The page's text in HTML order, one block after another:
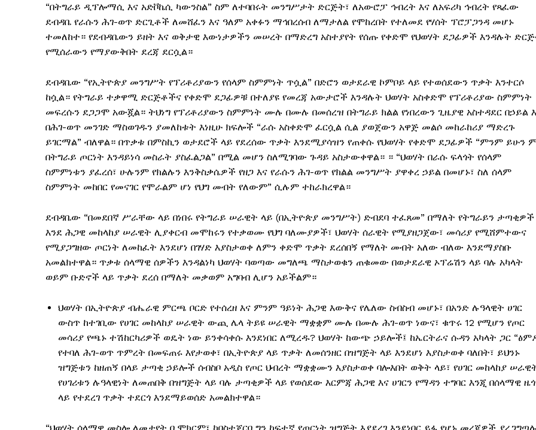
“በትግራይ ዲፕሎማሲ እና አድቮኬሲ ካውንስል” ስም ለተባበሩት መንግሥታት ድርጅት፣ ለአውሮፓ ኅብረት እና ለአፍሪካ ኅብረት የጻፈው
ደብዳቤ የራሱን ሕገ-ወጥ ድርጊቶች ለመሸፈን እና ዓለም አቀፉን ማኅበረሰብ ለማታለል የሞከረበት የተለመደ የሃሰት ፕሮፓጋንዳ መሆኑ
ተመለከተ። የደብዳቤውን ይዘት እና ወቅታዊ እውነታዎችን መሠረት በማድረግ አስተያየት የሰጡ የቀድሞ የህወሃት ደጋፊዎች እንዳሉት
የሚሰራውን የማያውቅበት ደረጃ ደርሷል።
ደብዳቤው “የኢትዮጵያ መንግሥት የፕሪቶሪያውን የሰላም ስምምነት ጥሷል” በድሮን ወታደራዊ ኮምቦይ ላይ የተወሰደውን ጥቃት እንተርሶ
ከሷል። የትግራይ ተቃዋሚ ድርጅቶችና የቀድሞ ደጋፊዎቹ በተለያዩ የመረጃ አውታሮች እንዳሉት ህወሃት አስቀድሞ የፕሪቶሪያው ስምምነት
መፍረሱን ደጋጋሞ አውጇል። ትህነግ የፕሪቶሪያውን ስምምነት ሙሉ በሙሉ በመሰረዝ በትግራይ ክልል የነበረውን ጊዜያዊ አስተዳደር በኃይል
በሕገ-ወጥ መንገድ ማስወገዱን ያመለከቱት እነዚሁ ክፍሎች “ራሱ አስቀድሞ ፈርሷል ሲል ያወጀውን አዋጅ መልሶ መከራከሪያ ማድረጉ
ይገርማል” ብለዋል። በጥቃቱ በምስኪን ወታደሮች ላይ የደረሰው ጥቃት እንደሚያሳዝን የጠቀሱ የህወሃት የቀድሞ ደጋፊዎች “ምንም ይሁን
በትግራይ ጦርነት እንዳይነሳ መስራት ያስፈልጋል” በሚል መሆን ስለሚገባው ጉዳይ አስታውቀዋል። ። “ህወሃት በራሱ ፍላጎት የሰላም
ስምምነቱን ያፈረሰ፣ ሁሉንም የክልሉን እንቅስቃሴዎች የዘጋ እና የራሱን ሕገ-ወጥ የክልል መንግሥት ያዋቀረ ኃይል በመሆኑ፣ ስለ ሰላም
ስምምነት መከበር የመናገር የሞራልም ሆነ የህግ መብት የለውም” ሲሉም ተከራክረዋል።
ደብዳቤው “በመደበኛ ሥራቸው ላይ በነበሩ የትግራይ ሠራዊት ላይ (በኢትዮጵያ መንግሥት) ድብደባ ተፈጸመ” በማለት የትግራይን ታጣቂዎች
እንደ ሕጋዊ መከላከያ ሠራዊት ሊያቀርብ መሞከሩን የተቃወሙ የህግ ባለሙያዎች፣ ህወሃት ሰራዊት የሚያዘጋጀው፣ መሳሪያ የሚሸምተውና
የሚያጋግዘው ጦርነት ለመከፈት እንደሆነ በገሃድ እያስታወቀ ለምን ቀድሞ ጥቃት ደረሰበኝ የማለት መብት አለው ብለው እንደማያስቡ
አመልክተዋል። ጥቃቱ ሰላማዊ ሰዎችን እንዳልነካ ህወሃት ባወጣው መግለጫ ማስታወቁን ጠቁመው በወታደራዊ ኦፕሬሽን ላይ ባሉ አካላት
ወይም ቡድኖች ላይ ጥቃት ደረሰ በማለት መቃወም አግባብ ሊሆን አይችልም።
ህወሃት በኢትዮጵያ ብሔራዊ ምርጫ ቦርድ የተሰረዘ እና ምንም ዓይነት ሕጋዊ እውቅና የሌለው ስብስብ መሆኑ፣ በአንድ ሉዓላዊት ሀገር
ውስጥ ከተገቢው የሀገር መከላከያ ሠራዊት ውጪ ሌላ ትይዩ ሠራዊት ማቋቋም ሙሉ በሙሉ ሕገ-ወጥ ነውና፣ ቁጥሩ 12 የሚሆን የጦር
መሳሪያ የጫኑ ተሽከርካሪዎች ወዴት ነው ይንቀሳቀሱ እንደነበር ለሚረዱ? ህወሃት ከውጭ ኃይሎች፤ ከኤርትራና ሱዳን አካላት ጋር
የተባለ ሕገ-ወጥ ጥምረት በመፍጠሩ እየታወቀ፣ በኢትዮጵያ ላይ ጥቃት ለመሰንዘር በዝግጅት ላይ እንደሆነ እያስታወቀ ባለበት፣ ይህንኑ
ዝግጅቱን ከዘጠኝ በላይ ታጣቂ ኃይሎች ሰብስቦ አዲስ የጦር ህብረት ማቋቋሙን እያስታወቀ ባሎእበት ወቅት ላይ፣ የሀገር መከላከያ
የሀገሪቱን ሉዓላዊነት ለመጠበቅ በዝግጅት ላይ ባሉ ታጣቂዎች ላይ የወሰደው እርምጃ ሕጋዊ እና ሀገርን የማዳን ተግባር እንጂ በሰላማዊ
ላይ የተደረገ ጥቃት ተደርጎ እንደማይወሰድ አመልክተዋል።